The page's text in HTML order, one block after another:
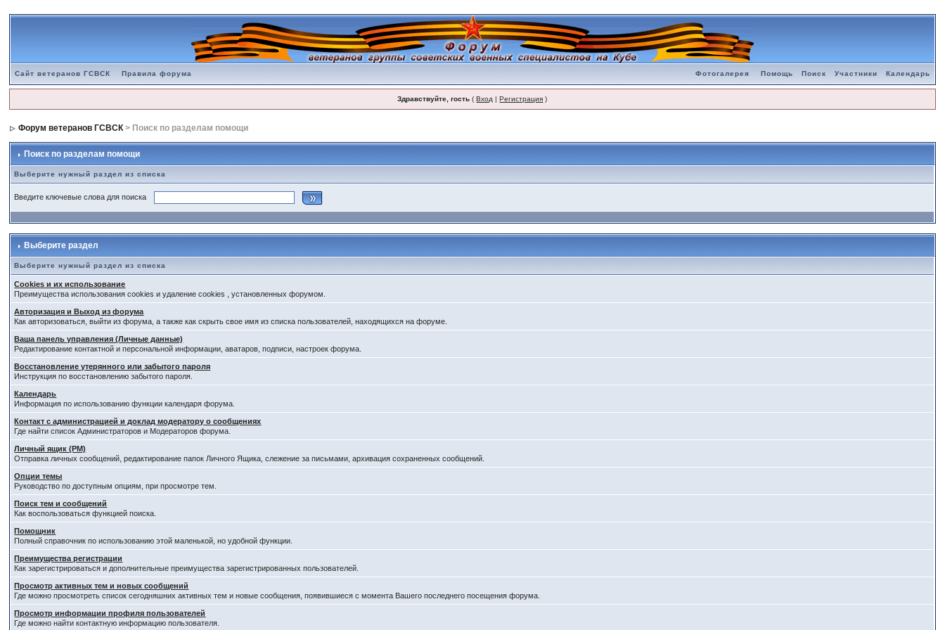
Сайт ветеранов ГСВСК Правила форума Фотогалерея Помощь Поиск Участники Календарь
Здравствуйте, гость (Вход |Регистрация )
Форум ветеранов ГСВСК > Поиск по разделам помощи
Поиск по разделам помощи
Выберите нужный раздел из списка
Введите ключевые слова для поиска
Выберите раздел
Выберите нужный раздел из списка
Cookies и их использование
Преимущества использования cookies и удаление cookies , установленных форумом.
Авторизация и Выход из форума
Как авторизоваться, выйти из форума, а также как скрыть свое имя из списка пользователей, находящихся на форуме.
Ваша панель управления (Личные данные)
Редактирование контактной и персональной информации, аватаров, подписи, настроек форума.
Восстановление утерянного или забытого пароля
Инструкция по восстановлению забытого пароля.
Календарь
Информация по использованию функции календаря форума.
Контакт с администрацией и доклад модератору о сообщениях
Где найти список Администраторов и Модераторов форума.
Личный ящик (PM)
Отправка личных сообщений, редактирование папок Личного Ящика, слежение за письмами, архивация сохраненных сообщений.
Опции темы
Руководство по доступным опциям, при просмотре тем.
Поиск тем и сообщений
Как воспользоваться функцией поиска.
Помощник
Полный справочник по использованию этой маленькой, но удобной функции.
Преимущества регистрации
Как зарегистрироваться и дополнительные преимущества зарегистрированных пользователей.
Просмотр активных тем и новых сообщений
Где можно просмотреть список сегодняшних активных тем и новые сообщения, появившиеся с момента Вашего последнего посещения форума.
Просмотр информации профиля пользователей
Где можно найти контактную информацию пользователя.